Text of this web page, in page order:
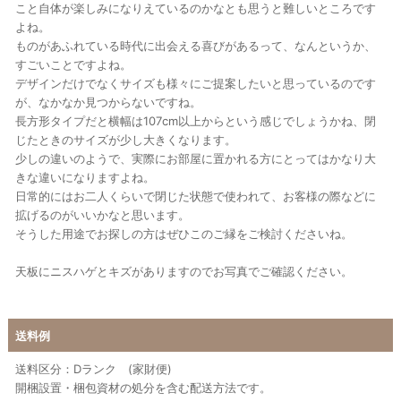
こと自体が楽しみになりえているのかなとも思うと難しいところです
よね。
ものがあふれている時代に出会える喜びがあるって、なんというか、
すごいことですよね。
デザインだけでなくサイズも様々にご提案したいと思っているのです
が、なかなか見つからないですね。
長方形タイプだと横幅は107cm以上からという感じでしょうかね、閉
じたときのサイズが少し大きくなります。
少しの違いのようで、実際にお部屋に置かれる方にとってはかなり大
きな違いになりますよね。
日常的にはお二人くらいで閉じた状態で使われて、お客様の際などに
拡げるのがいいかなと思います。
そうした用途でお探しの方はぜひこのご縁をご検討くださいね。
天板にニスハゲとキズがありますのでお写真でご確認ください。
送料例
送料区分：Dランク (家財便)
開梱設置・梱包資材の処分を含む配送方法です。